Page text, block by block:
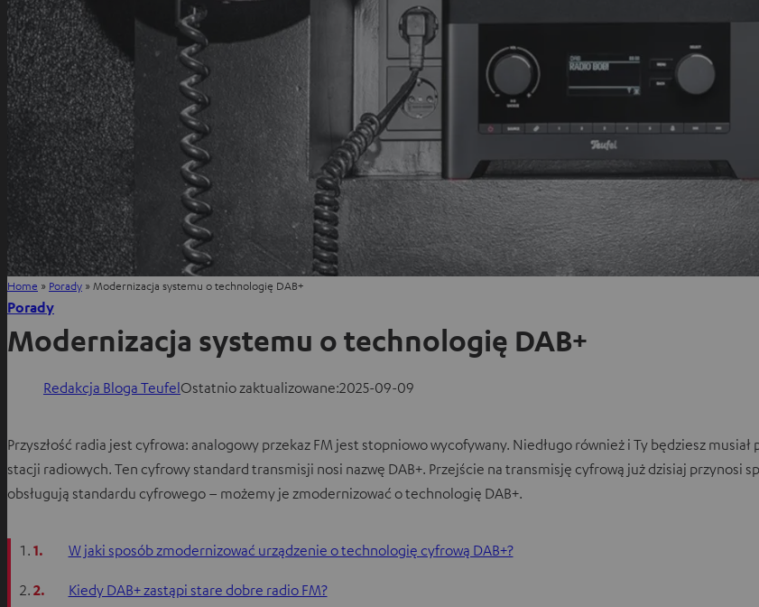
Home » Porady »Modernizacja systemu o technologię DAB+
Porady
Modernizacja systemu o technologię DAB+
Redakcja Bloga TeufelOstatnio zaktualizowane:2025-09-09
Przyszłość radia jest cyfrowa: analogowy przekaz FM jest stopniowo wycofywany. Niedługo również i Ty będziesz
stacji radiowych. Ten cyfrowy standard transmisji nosi nazwę DAB+. Przejście na transmisję cyfrową już dzisiaj
obsługują standardu cyfrowego – możemy je zmodernizować o technologię DAB+.
1. W jaki sposób zmodernizować urządzenie o technologię cyfrową DAB+?
2. Kiedy DAB+ zastąpi stare dobre radio FM?